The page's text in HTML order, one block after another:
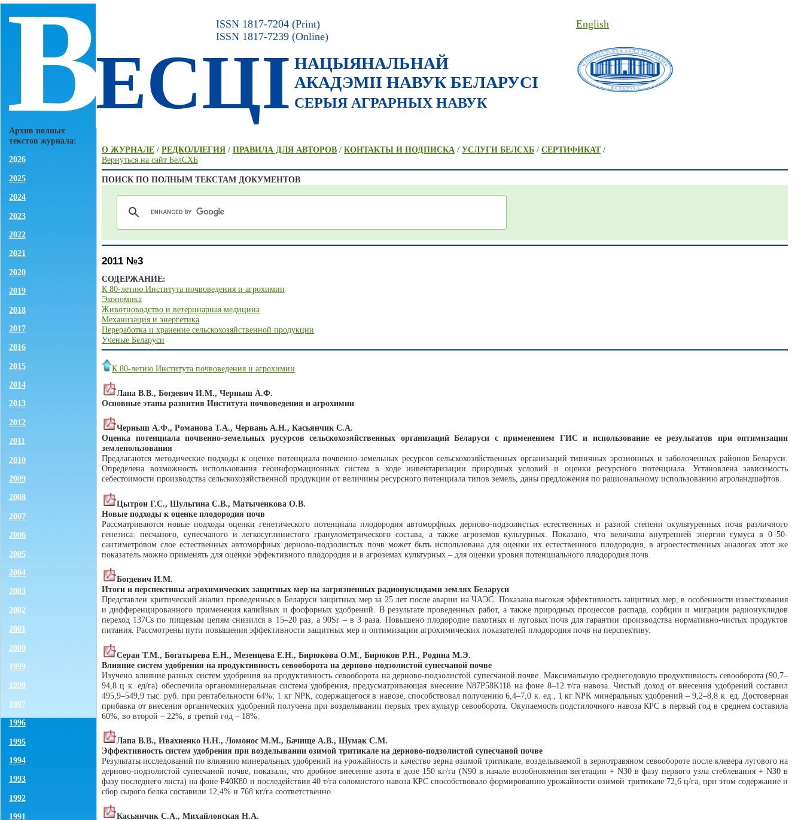
В
Архив полных
текстов журнала:
2026
2025
2024
2023
2022
2021
2020
2019
2018
2017
2016
2015
2014
2013
2012
2011
2010
2009
2008
2007
2006
2005
2004
2003
2002
2001
2000
1999
1998
1997
1996
1995
1994
1993
1992
1991
ЕСЦI НАЦЫЯНАЛЬНАЙ
АКАДЭМII НАВУК БЕЛАРУСI
СЕРЫЯ АГРАРНЫХ НАВУК
ISSN 1817-7204 (Print)
ISSN 1817-7239 (Online)
English
О ЖУРНАЛЕ / РЕДКОЛЛЕГИЯ / ПРАВИЛА ДЛЯ АВТОРОВ / КОНТАКТЫ И ПОДПИСКА / УСЛУГИ БЕЛСХБ / СЕРТИФИКАТ/
Вернуться на сайт БелСХБ
ПОИСК ПО ПОЛНЫМ ТЕКСТАМ ДОКУМЕНТОВ
2011 №3
СОДЕРЖАНИЕ:
К 80-летию Института почвоведения и агрохимии
Экономика
Животноводство и ветеринарная медицина
Механизация и энергетика
Переработка и хранение сельскохозяйственной продукции
Ученые Беларуси
К 80-летию Института почвоведения и агрохимии
Лапа В.В., Богдевич И.М., Черныш А.Ф.
Основные этапы развития Института почвоведения и агрохимии
Черныш А.Ф., Романова Т.А., Червань А.Н., Касьянчик С.А.
Оценка потенциала почвенно-земельных русурсов сельскохозяйственных организаций Беларуси с применением ГИС и использование ее результатов при оптимизации
землепользования
Предлагаются методические подходы к оценке потенциала почвенно-земельных ресурсов сельскохозяйственных организаций типичных эрозионных и заболоченных районов Беларуси.
Определена возможность использования геоинформационных систем в ходе инвентаризации природных условий и оценки ресурсного потенциала. Установлена зависимость
себестоимости производства сельскохозяйственной продукции от величины ресурсного потенциала типов земель, даны предложения по рациональному использованию агроландшафтов.
Цытрон Г.С., Шульгина С.В., Матыченкова О.В.
Новые подходы к оценке плодородия почв
Рассматриваются новые подходы оценки генетического потенциала плодородия автоморфных дерново-подзолистых естественных и разной степени окультуренных почв различного
генезиса: песчаного, супесчаного и легкосуглинистого гранулометрического состава, а также агроземов культурных. Показано, что величина внутренней энергии гумуса в 0–50-
сантиметровом слое естественных автоморфных дерново-подзолистых почв может быть использована для оценки их естественного плодородия, в агроестественных аналогах этот же
показатель можно применять для оценки эффективного плодородия и в агроземах культурных – для оценки уровня потенциального плодородия почв.
Богдевич И.М.
Итоги и перспективы агрохимических защитных мер на загрязненных радионуклидами землях Беларуси
Представлен критический анализ проведенных в Беларуси защитных мер за 25 лет после аварии на ЧАЭС. Показана высокая эффективность защитных мер, в особенности известкования
и дифференцированного применения калийных и фосфорных удобрений. В результате проведенных работ, а также природных процессов распада, сорбции и миграции радионуклидов
переход 137Cs по пищевым цепям снизился в 15–20 раз, а 90Sr – в 3 раза. Повышено плодородие пахотных и луговых почв для гарантии производства нормативно-чистых продуктов
питания. Рассмотрены пути повышения эффективности защитных мер и оптимизации агрохимических показателей плодородия почв на перспективу.
Серая Т.М., Богатырева Е.Н., Мезенцева Е.Н., Бирюкова О.М., Бирюков Р.Н., Родина М.Э.
Влияние систем удобрения на продуктивность севооборота на дерново-подзолистой супесчаной почве
Изучено влияние разных систем удобрения на продуктивность севооборота на дерново-подзолистой супесчаной почве. Максимальную среднегодовую продуктивность севооборота (90,7–
94,8 ц к. ед/га) обеспечила органоминеральная система удобрения, предусматривающая внесение N87Р58К118 на фоне 8–12 т/га навоза. Чистый доход от внесения удобрений составил
495,9–549,9 тыс. руб. при рентабельности 64%; 1 кг NРК, содержащегося в навозе, способствовал получению 6,4–7,0 к. ед., 1 кг NРК минеральных удобрений – 9,2–8,8 к. ед. Достоверная
прибавка от внесения органических удобрений получена при возделывании первых трех культур севооборота. Окупаемость подстилочного навоза КРС в первый год в среднем составила
60%, во второй – 22%, в третий год – 18%.
Лапа В.В., Ивахненко Н.Н., Ломонос М.М., Бачище А.В., Шумак С.М.
Эффективность систем удобрения при возделывании озимой тритикале на дерново-подзолистой супесчаной почве
Результаты исследований по влиянию минеральных удобрений на урожайность и качество зерна озимой тритикале, возделываемой в зернотравяном севообороте после клевера лугового на
дерново-подзолистой супесчаной почве, показали, что дробное внесение азота в дозе 150 кг/га (N90 в начале возобновления вегетации + N30 в фазу первого узла стеблевания + N30 в
фазу последнего листа) на фоне Р40К80 и последействия 40 т/га соломистого навоза КРС способствовало формированию урожайности озимой тритикале 72,6 ц/га, при этом содержание и
сбор сырого белка составили 12,4% и 768 кг/га соответственно.
Касьянчик С.А., Михайловская Н.А.